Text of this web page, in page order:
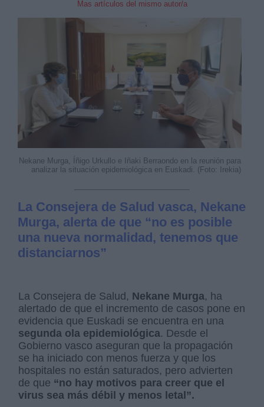
Mas artículos del mismo autor/a
Nekane Murga, Íñigo Urkullo e Iñaki Berraondo en la reunión para
analizar la situación epidemiológica en Euskadi. (Foto: Irekia)
La Consejera de Salud vasca, Nekane
Murga, alerta de que “no es posible
una nueva normalidad, tenemos que
distanciarnos”
La Consejera de Salud, Nekane Murga, ha
alertado de que el incremento de casos pone en
evidencia que Euskadi se encuentra en una
segunda ola epidemiológica. Desde el
Gobierno vasco aseguran que la propagación
se ha iniciado con menos fuerza y que los
hospitales no están saturados, pero advierten
de que “no hay motivos para creer que el
virus sea más débil y menos letal”.